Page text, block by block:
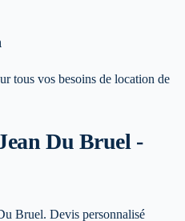
tous vos besoins de location de
Du Bruel -
Bruel. Devis personnalisé